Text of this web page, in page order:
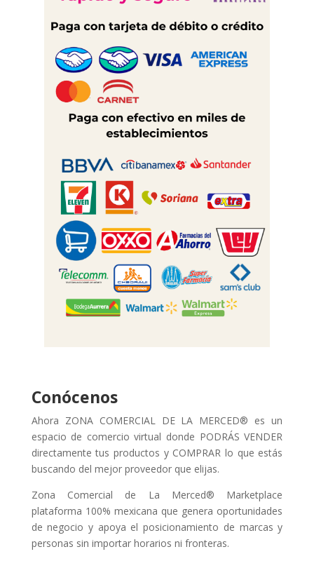
Conócenos
Ahora ZONA COMERCIAL DE LA MERCED® es un
espacio de comercio virtual donde PODRÁS VENDER
directamente tus productos y COMPRAR lo que estás
buscando del mejor proveedor que elijas.
Zona Comercial de La Merced® Marketplace
plataforma 100% mexicana que genera oportunidades
de negocio y apoya el posicionamiento de marcas y
personas sin importar horarios ni fronteras.